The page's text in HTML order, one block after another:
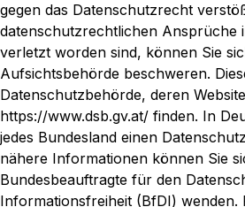
gegen das Datenschutzrecht
datenschutzrechtlichen Ansprüche
verletzt worden sind, können Sie
Aufsichtsbehörde beschweren.
Datenschutzbehörde, deren
https://www.dsb.gv.at/ finden. In
jedes Bundesland einen
nähere Informationen können Sie
Bundesbeauftragte für den
Informationsfreiheit (BfDI) wenden.